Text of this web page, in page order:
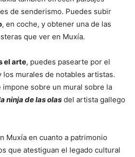
de senderismo. Puedes subir
, en coche, y obtener una de las
que ver en Muxía.
el arte, puedes pasearte por el
los murales de notables artistas.
impone sobre un mural sobre la
ninja de las olas del artista gallego
Muxía en cuanto a patrimonio
que atestiguan el legado cultural